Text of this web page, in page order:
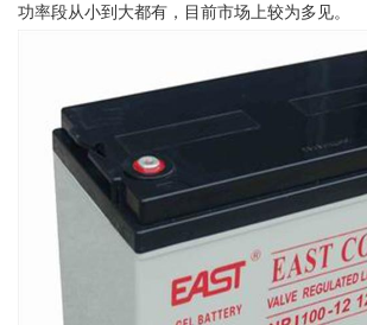
功率段从小到大都有，目前市场上较为多见。